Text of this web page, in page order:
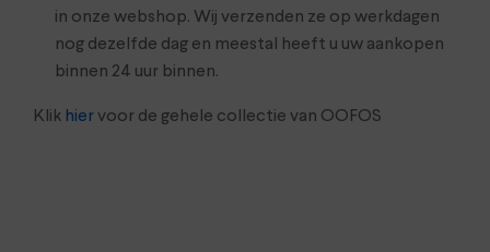
in onze webshop. Wij verzenden ze op werkdagen
nog dezelfde dag en meestal heeft u uw aankopen
binnen 24 uur binnen.
Klik hiervoor de gehele collectie van OOFOS